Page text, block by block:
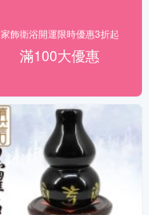
家飾衛浴開運限時優惠3折起
滿100大優惠